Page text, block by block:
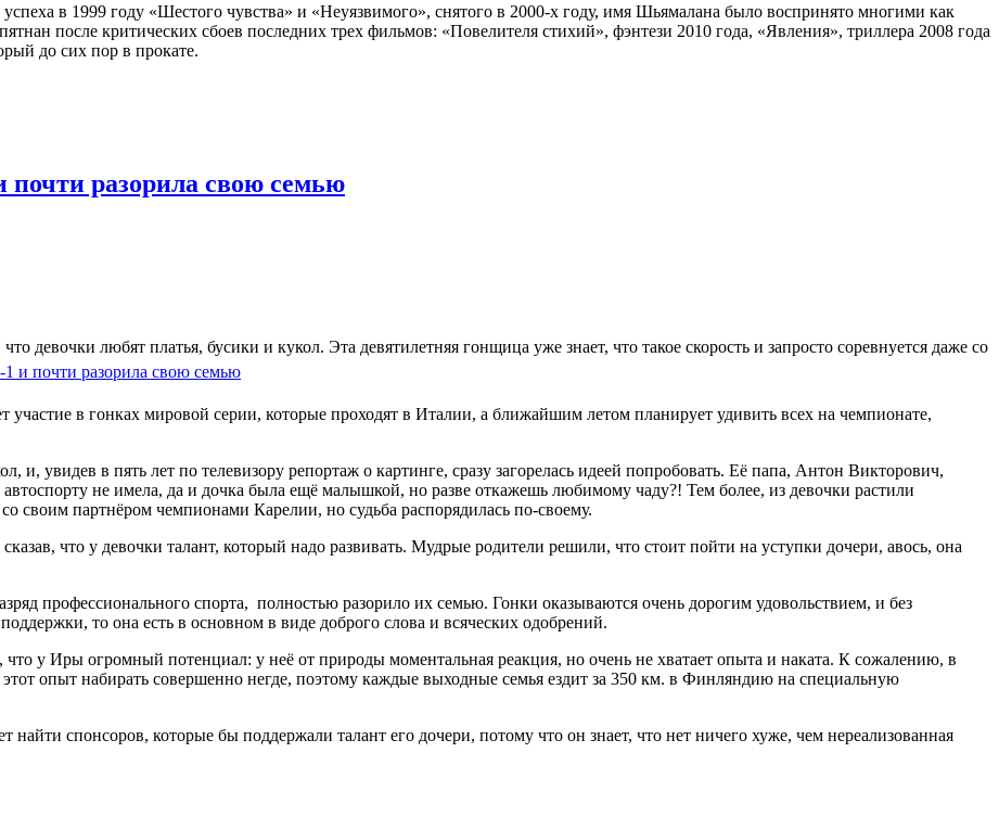
в 1999 году «Шестого чувства» и «Неуязвимого», снятого в 2000-х году, имя Шьямалана было воспринято многими как
после критических сбоев последних трех фильмов: «Повелителя стихий», фэнтези 2010 года, «Явления», триллера 2008 года
до сих пор в прокате.
разорила свою семью
девочки любят платья, бусики и кукол. Эта девятилетняя гонщица уже знает, что такое скорость и запросто соревнуется даже со
в гонках мировой серии, которые проходят в Италии, а ближайшим летом планирует удивить всех на чемпионате,
и, увидев в пять лет по телевизору репортаж о картинге, сразу загорелась идеей попробовать. Её папа, Антон Викторович,
не имела, да и дочка была ещё малышкой, но разве откажешь любимому чаду?! Тем более, из девочки растили
своим партнёром чемпионами Карелии, но судьба распорядилась по-своему.
что у девочки талант, который надо развивать. Мудрые родители решили, что стоит пойти на уступки дочери, авось, она
профессионального спорта, полностью разорило их семью. Гонки оказываются очень дорогим удовольствием, и без
то она есть в основном в виде доброго слова и всяческих одобрений.
у Иры огромный потенциал: у неё от природы моментальная реакция, но очень не хватает опыта и наката. К сожалению, в
опыт набирать совершенно негде, поэтому каждые выходные семья ездит за 350 км. в Финляндию на специальную
найти спонсоров, которые бы поддержали талант его дочери, потому что он знает, что нет ничего хуже, чем нереализованная